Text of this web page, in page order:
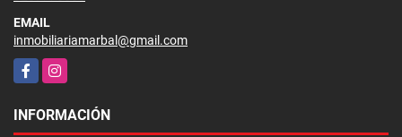
EMAIL
inmobiliariamarbal@gmail.com
FacebookInstagram
INFORMACIÓN